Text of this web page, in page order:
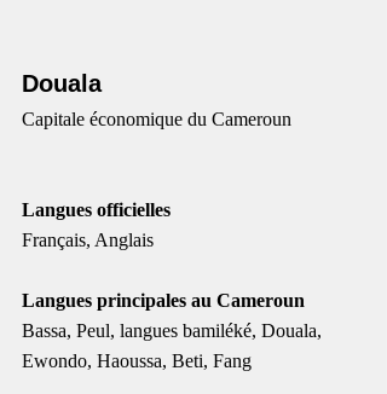
Douala
Capitale économique du Cameroun
Langues officielles
Français, Anglais
Langues principales au Cameroun
Bassa, Peul, langues bamiléké, Douala,
Ewondo, Haoussa, Beti, Fang